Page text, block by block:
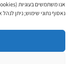
נאסוף נתוני שימוש; ניתן